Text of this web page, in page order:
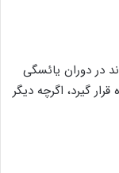
در دوران یائسگی
گیرد، اگرچه دیگر